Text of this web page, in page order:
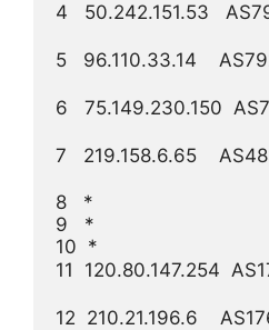
4   50.242.151.53
5   96.110.33.14
6   75.149.230.150
7   219.158.6.65
8   *
9   *
10  *
11  120.80.147.254
12  210.21.196.6